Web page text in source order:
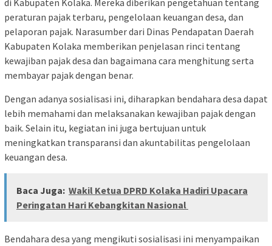
peraturan pajak terbaru, pengelolaan keuangan desa, dan
pelaporan pajak. Narasumber dari Dinas Pendapatan Daerah
Kabupaten Kolaka memberikan penjelasan rinci tentang
kewajiban pajak desa dan bagaimana cara menghitung serta
membayar pajak dengan benar.
Dengan adanya sosialisasi ini, diharapkan bendahara desa dapat
lebih memahami dan melaksanakan kewajiban pajak dengan
baik. Selain itu, kegiatan ini juga bertujuan untuk
meningkatkan transparansi dan akuntabilitas pengelolaan
keuangan desa.
Baca Juga: Wakil Ketua DPRD Kolaka Hadiri Upacara
Peringatan Hari Kebangkitan Nasional
Bendahara desa yang mengikuti sosialisasi ini menyampaikan